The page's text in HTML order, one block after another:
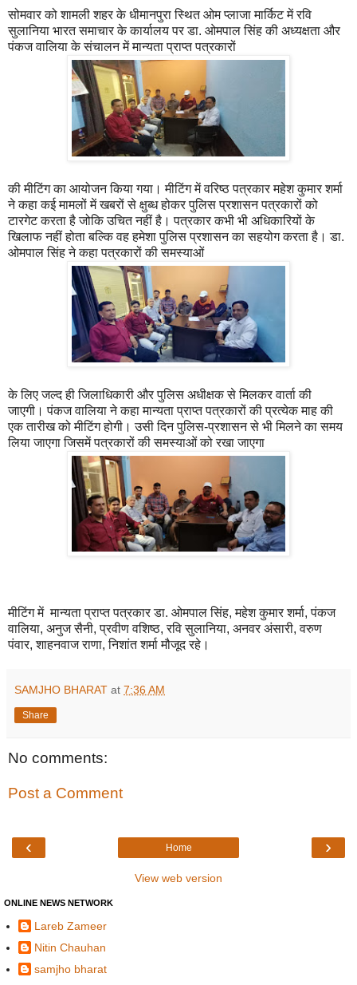
सोमवार को शामली शहर के धीमानपुरा स्थित ओम प्लाजा मार्किट में रवि
सुलानिया भारत समाचार के कार्यालय पर डा. ओमपाल सिंह की अध्यक्षता और
पंकज वालिया के संचालन में मान्यता प्राप्त पत्रकारों
की मीटिंग का आयोजन किया गया। मीटिंग में वरिष्ठ पत्रकार महेश कुमार शर्मा
ने कहा कई मामलों में खबरों से क्षुब्ध होकर पुलिस प्रशासन पत्रकारों को
टारगेट करता है जोकि उचित नहीं है। पत्रकार कभी भी अधिकारियों के
खिलाफ नहीं होता बल्कि वह हमेशा पुलिस प्रशासन का सहयोग करता है। डा.
ओमपाल सिंह ने कहा पत्रकारों की समस्याओं
के लिए जल्द ही जिलाधिकारी और पुलिस अधीक्षक से मिलकर वार्ता की
जाएगी। पंकज वालिया ने कहा मान्यता प्राप्त पत्रकारों की प्रत्येक माह की
एक तारीख को मीटिंग होगी। उसी दिन पुलिस-प्रशासन से भी मिलने का समय
लिया जाएगा जिसमें पत्रकारों की समस्याओं को रखा जाएगा
मीटिंग में मान्यता प्राप्त पत्रकार डा. ओमपाल सिंह, महेश कुमार शर्मा, पंकज
वालिया, अनुज सैनी, प्रवीण वशिष्ठ, रवि सुलानिया, अनवर अंसारी, वरुण
पंवार, शाहनवाज राणा, निशांत शर्मा मौजूद रहे।
SAMJHO BHARAT at 7:36 AM
Share
No comments:
Post a Comment
‹ ›
Home
View web version
ONLINE NEWS NETWORK
Lareb Zameer
Nitin Chauhan
samjho bharat